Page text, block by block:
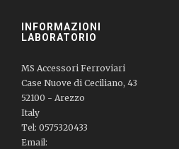
INFORMAZIONI
LABORATORIO
MS Accessori Ferroviari
Case Nuove di Ceciliano, 43
52100 - Arezzo
Italy
Tel: 0575320433
Email: